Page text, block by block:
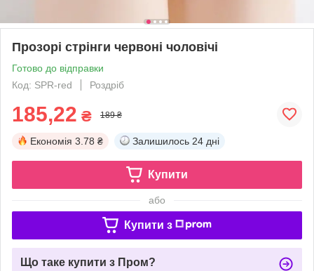
Прозорі стрінги червоні чоловічі
Готово до відправки
Код: SPR-red
Роздріб
185,22 ₴ 189 ₴
Економія 3.78 ₴ Залишилось 24 дні
Купити
або
Купити з
Що таке купити з Пром?